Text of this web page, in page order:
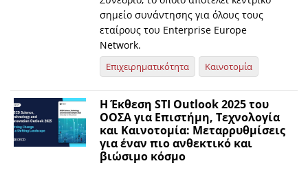
σημείο συνάντησης για όλους τους
εταίρους του Enterprise Europe
Network.
Επιχειρηματικότητα Καινοτομία
Η Έκθεση STI Outlook 2025 του
ΟΟΣΑ για Επιστήμη, Τεχνολογία
και Καινοτομία: Μεταρρυθμίσεις
για έναν πιο ανθεκτικό και
βιώσιμο κόσμο